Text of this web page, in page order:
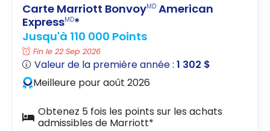
Carte Marriott BonvoyMD American
ExpressMD*
Jusqu'à 110 000 Points
Fin le 22 Sep 2026
Valeur de la première année :1 302 $
Meilleure pour août 2026
Obtenez 5 fois les points sur les achats
admissibles de Marriott*